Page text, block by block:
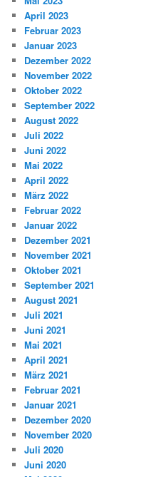
April 2023
Februar 2023
Januar 2023
Dezember 2022
November 2022
Oktober 2022
September 2022
August 2022
Juli 2022
Juni 2022
Mai 2022
April 2022
März 2022
Februar 2022
Januar 2022
Dezember 2021
November 2021
Oktober 2021
September 2021
August 2021
Juli 2021
Juni 2021
Mai 2021
April 2021
März 2021
Februar 2021
Januar 2021
Dezember 2020
November 2020
Juli 2020
Juni 2020